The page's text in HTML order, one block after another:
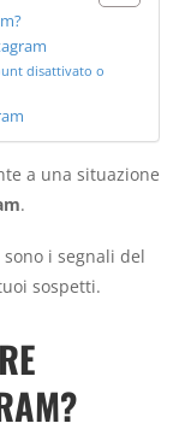
disattivato o
a una situazione
.
i segnali del
sospetti.